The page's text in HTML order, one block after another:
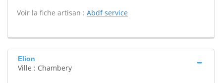
Voir la fiche artisan : Abdf service
Elion
Ville : Chambery